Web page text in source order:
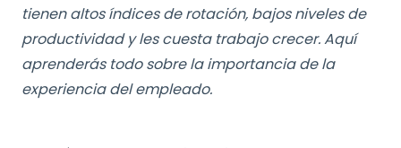
tienen altos índices de rotación, bajos niveles de
productividad y les cuesta trabajo crecer. Aquí
aprenderás todo sobre la importancia de la
experiencia del empleado.